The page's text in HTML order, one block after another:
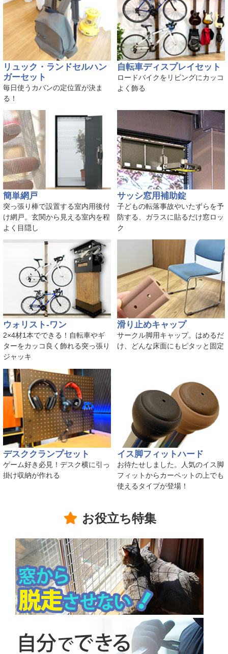
リュック・ランドセルハン
ガーセット
毎日使うカバンの定位置が決ま
る！
自転車ディスプレイセット
ロードバイクをリビングにカッコ
よく飾る
簡単網戸
突っ張り棒で設置する室内用後付
け網戸。玄関から見える室内を程
よく目隠し
サッシ窓用補助錠
子どもの転落事故やいたずらを予
防する、ガラスに貼るだけ窓ロッ
ク
ウォリスト-ワン
2×4材1本でできる！自転車やギ
ターをカッコ良く飾れる突っ張り
ジャッキ
滑り止めキャップ
サークル脚用キャップ。はめるだ
け、どんな床面にもピタッと固定
デスククランプセット
ゲーム好き必見！デスク横に引っ
掛け収納が作れる
イス脚フィットハード
お待たせしました。人気のイス脚
フィットからカーペットの上でも
使えるタイプが登場！
お役立ち特集